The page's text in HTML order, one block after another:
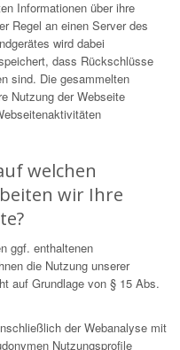
Informationen über ihre
Regel an einen Server des
wird dabei
dass Rückschlüsse
sind. Die gesammelten
Nutzung der Webseite
welchen
wir Ihre
ggf. enthaltenen
die Nutzung unserer
auf Grundlage von § 15 Abs.
der Webanalyse mit
Nutzungsprofile